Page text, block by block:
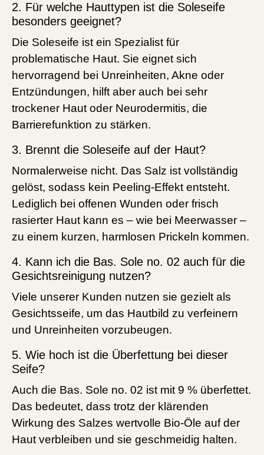
2. Für welche Hauttypen ist die Soleseife
besonders geeignet?
Die Soleseife ist ein Spezialist für
problematische Haut. Sie eignet sich
hervorragend bei Unreinheiten, Akne oder
Entzündungen, hilft aber auch bei sehr
trockener Haut oder Neurodermitis, die
Barrierefunktion zu stärken.
3. Brennt die Soleseife auf der Haut?
Normalerweise nicht. Das Salz ist vollständig
gelöst, sodass kein Peeling-Effekt entsteht.
Lediglich bei offenen Wunden oder frisch
rasierter Haut kann es – wie bei Meerwasser –
zu einem kurzen, harmlosen Prickeln kommen.
4. Kann ich die Bas. Sole no. 02 auch für die
Gesichtsreinigung nutzen?
Viele unserer Kunden nutzen sie gezielt als
Gesichtsseife, um das Hautbild zu verfeinern
und Unreinheiten vorzubeugen.
5. Wie hoch ist die Überfettung bei dieser
Seife?
Auch die Bas. Sole no. 02 ist mit 9 % überfettet.
Das bedeutet, dass trotz der klärenden
Wirkung des Salzes wertvolle Bio-Öle auf der
Haut verbleiben und sie geschmeidig halten.